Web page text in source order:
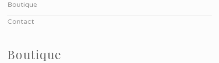
Boutique
Contact
Boutique